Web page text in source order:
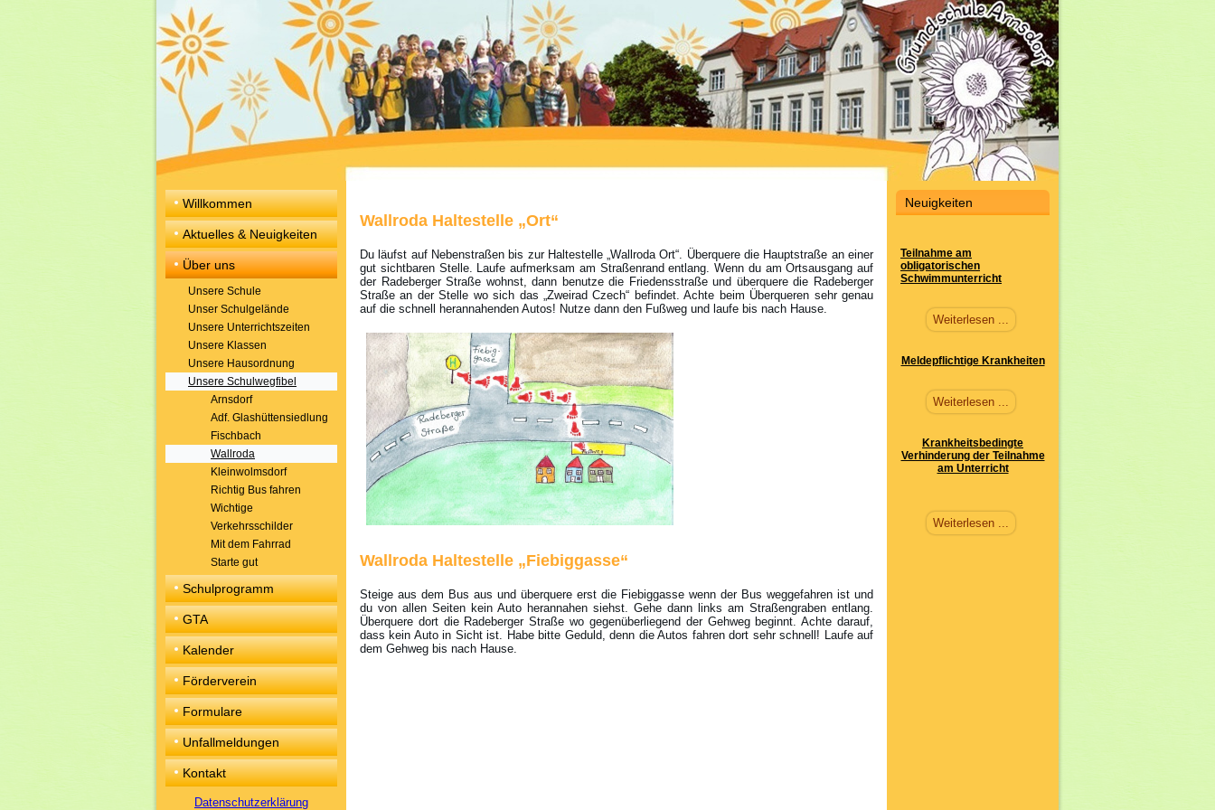
Willkommen
Aktuelles & Neuigkeiten
Über uns
Unsere Schule
Unser Schulgelände
Unsere Unterrichtszeiten
Unsere Klassen
Unsere Hausordnung
Unsere Schulwegfibel
Arnsdorf
Adf. Glashüttensiedlung
Fischbach
Wallroda
Kleinwolmsdorf
Richtig Bus fahren
Wichtige
Verkehrsschilder
Mit dem Fahrrad
Starte gut
Schulprogramm
GTA
Kalender
Förderverein
Formulare
Unfallmeldungen
Kontakt
Datenschutzerklärung
Wallroda Haltestelle „Ort“
Du läufst auf Nebenstraßen bis zur Haltestelle „Wallroda Ort“. Überquere die Hauptstraße an einer
gut sichtbaren Stelle. Laufe aufmerksam am Straßenrand entlang. Wenn du am Ortsausgang auf
der Radeberger Straße wohnst, dann benutze die Friedensstraße und überquere die Radeberger
Straße an der Stelle wo sich das „Zweirad Czech“ befindet. Achte beim Überqueren sehr genau
auf die schnell herannahenden Autos! Nutze dann den Fußweg und laufe bis nach Hause.
Wallroda Haltestelle „Fiebiggasse“
Steige aus dem Bus aus und überquere erst die Fiebiggasse wenn der Bus weggefahren ist und
du von allen Seiten kein Auto herannahen siehst. Gehe dann links am Straßengraben entlang.
Überquere dort die Radeberger Straße wo gegenüberliegend der Gehweg beginnt. Achte darauf,
dass kein Auto in Sicht ist. Habe bitte Geduld, denn die Autos fahren dort sehr schnell! Laufe auf
dem Gehweg bis nach Hause.
Neuigkeiten
Teilnahme am
obligatorischen
Schwimmunterricht
Weiterlesen ...
Meldepflichtige Krankheiten
Weiterlesen ...
Krankheitsbedingte
Verhinderung der Teilnahme
am Unterricht
Weiterlesen ...